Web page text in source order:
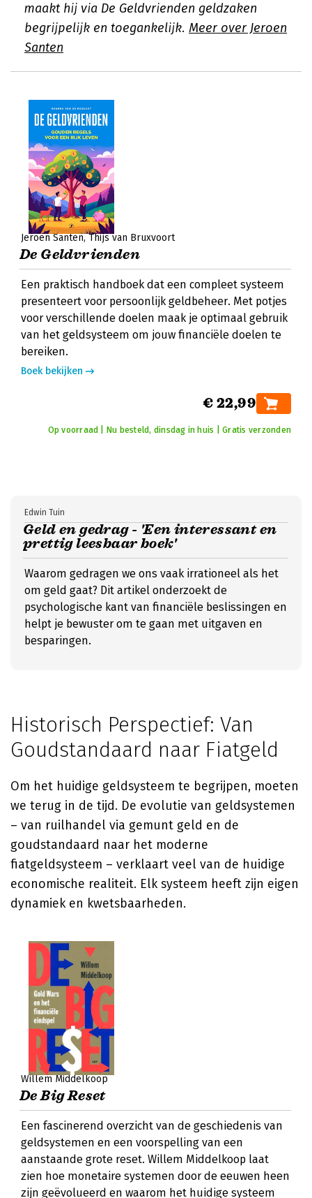
maakt hij via De Geldvrienden geldzaken
begrijpelijk en toegankelijk. Meer over Jeroen
Santen
Jeroen Santen Thijs van Bruxvoort
De Geldvrienden
Een praktisch handboek dat een compleet systeem
presenteert voor persoonlijk geldbeheer. Met potjes
voor verschillende doelen maak je optimaal gebruik
van het geldsysteem om jouw financiële doelen te
bereiken.
Boek bekijken
€ 22,99
Op voorraad | Nu besteld, dinsdag in huis | Gratis verzonden
Geld en gedrag - 'Een interessant en
prettig leesbaar boek'
Edwin Tuin
Waarom gedragen we ons vaak irrationeel als het
om geld gaat? Dit artikel onderzoekt de
psychologische kant van financiële beslissingen en
helpt je bewuster om te gaan met uitgaven en
besparingen.
Historisch Perspectief: Van
Goudstandaard naar Fiatgeld
Om het huidige geldsysteem te begrijpen, moeten
we terug in de tijd. De evolutie van geldsystemen
– van ruilhandel via gemunt geld en de
goudstandaard naar het moderne
fiatgeldsysteem – verklaart veel van de huidige
economische realiteit. Elk systeem heeft zijn eigen
dynamiek en kwetsbaarheden.
Willem Middelkoop
De Big Reset
Een fascinerend overzicht van de geschiedenis van
geldsystemen en een voorspelling van een
aanstaande grote reset. Willem Middelkoop laat
zien hoe monetaire systemen door de eeuwen heen
zijn geëvolueerd en waarom het huidige systeem